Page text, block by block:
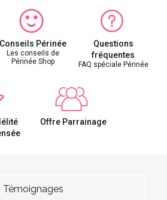
Conseils Périnée
Les conseils de
Périnée Shop
Questions
fréquentes
FAQ spéciale Périnée
Offre Parrainage
Témoignages